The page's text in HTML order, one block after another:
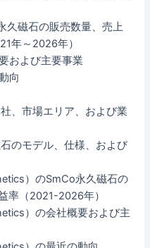
久磁石の販売数量、売上
年～2026年）
および主要事業
向
、市場エリア、および業
のモデル、仕様、および
）のSmCo永久磁石の
率（2021-2026年）
）の会社概要および主